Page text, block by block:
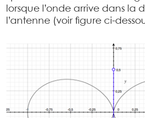
lorsque l’onde arrive dans la
l’antenne (voir figure ci-